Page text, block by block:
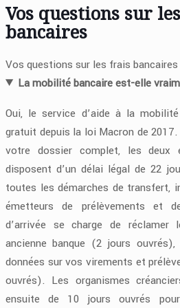
Vos questions sur
bancaires
Vos questions sur les frais bancaires
La mobilité bancaire est-elle
Oui, le service d’aide à la
gratuit depuis la loi Macron de
votre dossier complet, les deux
disposent d’un délai légal de 22
toutes les démarches de transfert,
émetteurs de prélèvements et
d’arrivée se charge de
ancienne banque (2 jours
données sur vos virements et
ouvrés). Les organismes
ensuite de 10 jours ouvrés